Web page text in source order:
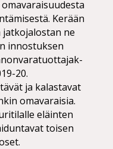
Kerään
ne
innostuksen
20.
ja kalastavat
omavaraisia.
eläinten
toisen